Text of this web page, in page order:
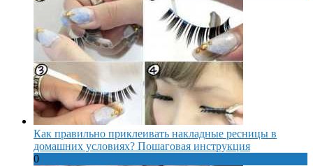
Как правильно приклеивать накладные ресницы в
домашних условиях? Пошаговая инструкция
0